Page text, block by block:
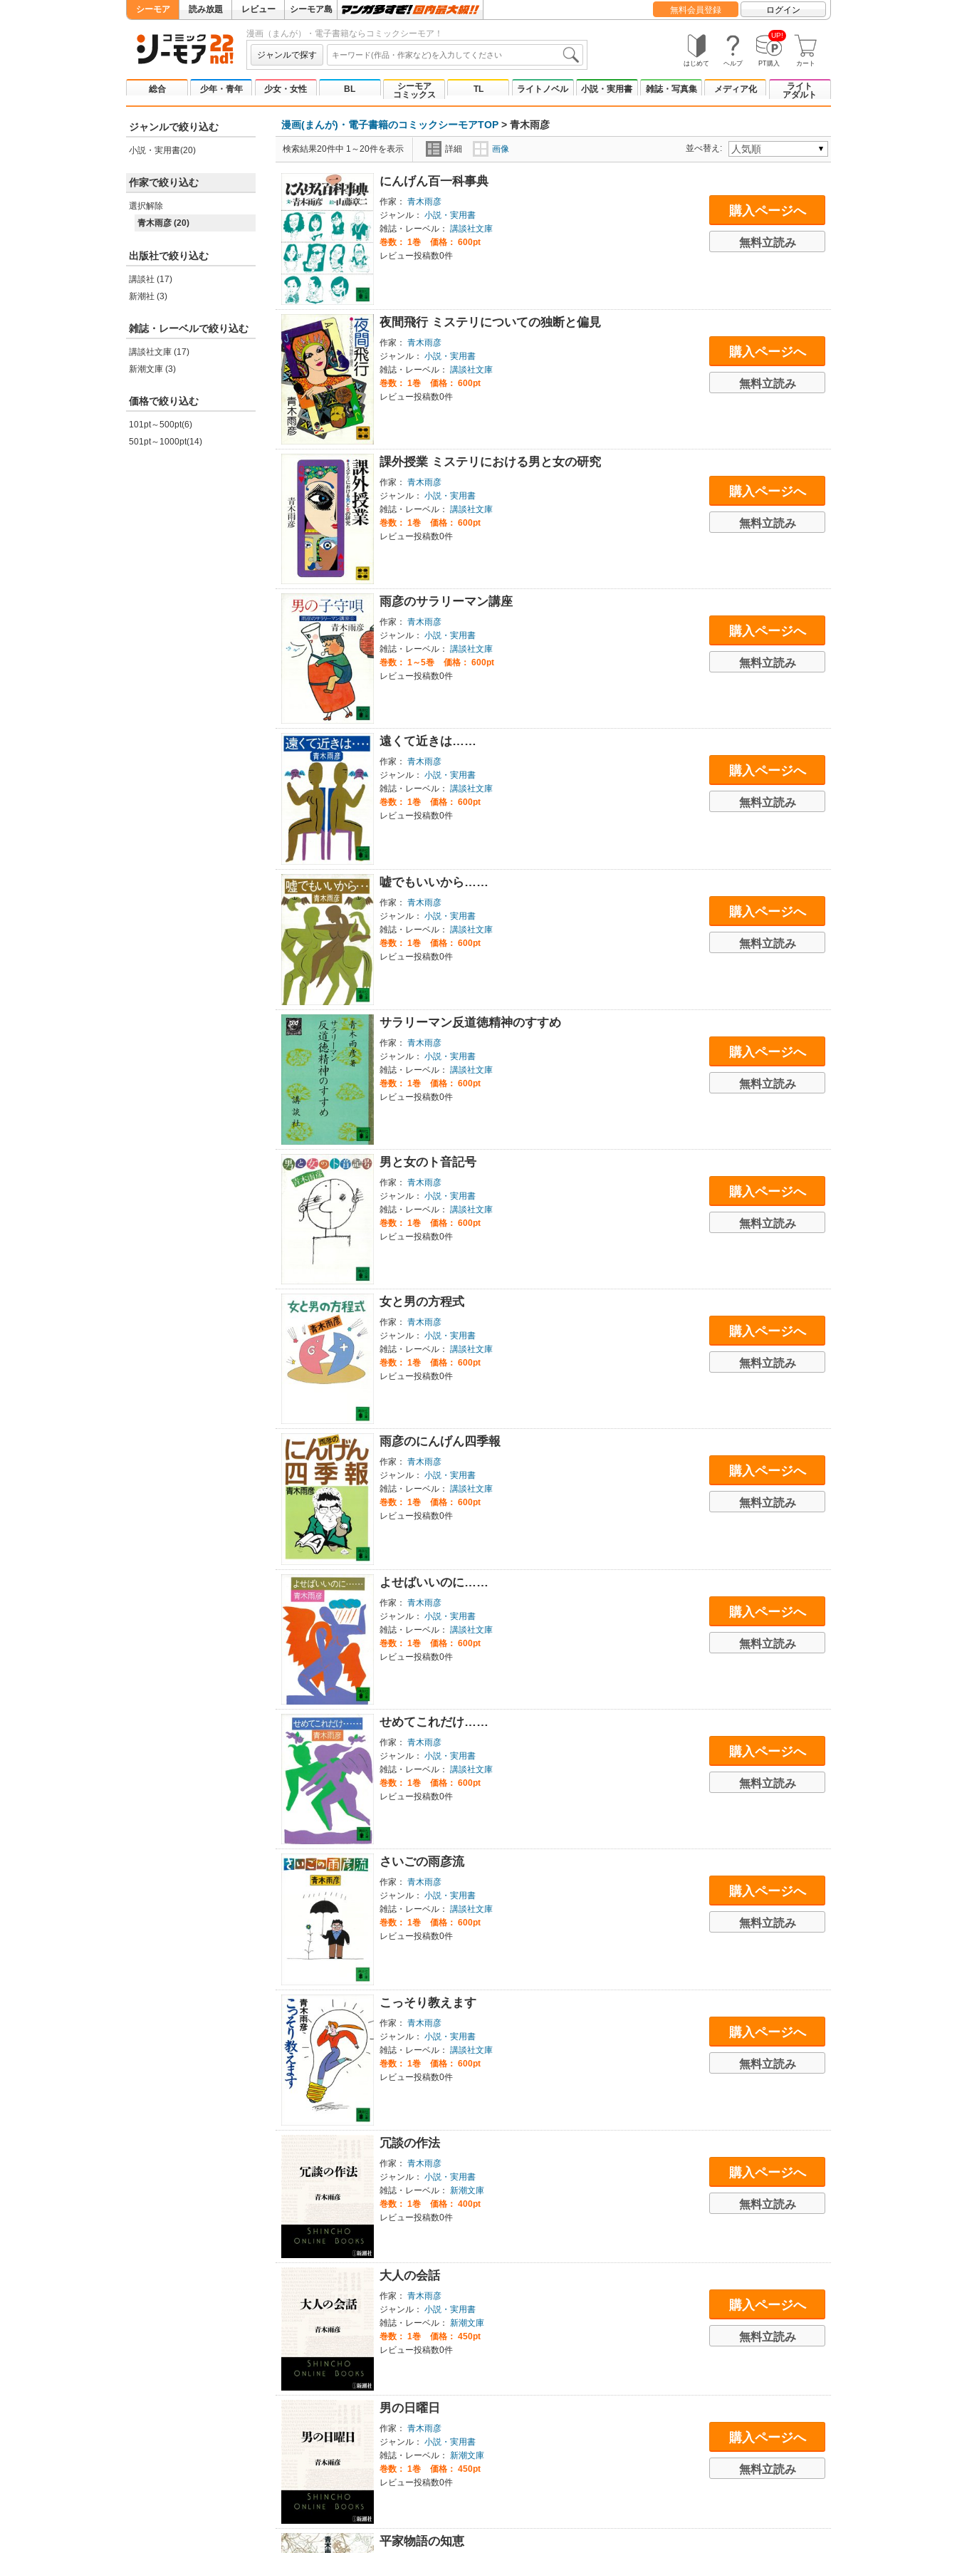
シーモア 読み放題 レビュー シーモア島 無料会員登録 ログイン
漫画（まんが）・電子書籍ならコミックシーモア！
ジャンルで探す
はじめて ヘルプ
UP!
PT購入 カート
総合 少年・青年 少女・女性 BL
シーモア
コミックス
TL ライトノベル 小説・実用書 雑誌・写真集 メディア化
ライト
アダルト
ジャンルで絞り込む
小説・実用書(20)
作家で絞り込む
選択解除
青木雨彦 (20)
出版社で絞り込む
講談社 (17)
新潮社 (3)
雑誌・レーベルで絞り込む
講談社文庫 (17)
新潮文庫 (3)
価格で絞り込む
101pt～500pt(6)
501pt～1000pt(14)
漫画(まんが)・電子書籍のコミックシーモアTOP > 青木雨彦
検索結果20件中 1～20件を表示 詳細 画像 並べ替え:
にんげん百一科事典
作家： 青木雨彦
ジャンル： 小説・実用書
雑誌・レーベル： 講談社文庫
巻数： 1巻
価格： 600pt
レビュー投稿数0件
購入ページへ
無料立読み
夜間飛行 ミステリについての独断と偏見
作家： 青木雨彦
ジャンル： 小説・実用書
雑誌・レーベル： 講談社文庫
巻数： 1巻
価格： 600pt
レビュー投稿数0件
購入ページへ
無料立読み
課外授業 ミステリにおける男と女の研究
作家： 青木雨彦
ジャンル： 小説・実用書
雑誌・レーベル： 講談社文庫
巻数： 1巻
価格： 600pt
レビュー投稿数0件
購入ページへ
無料立読み
雨彦のサラリーマン講座
作家： 青木雨彦
ジャンル： 小説・実用書
雑誌・レーベル： 講談社文庫
巻数： 1～5巻
価格： 600pt
レビュー投稿数0件
購入ページへ
無料立読み
遠くて近きは……
作家： 青木雨彦
ジャンル： 小説・実用書
雑誌・レーベル： 講談社文庫
巻数： 1巻
価格： 600pt
レビュー投稿数0件
購入ページへ
無料立読み
嘘でもいいから……
作家： 青木雨彦
ジャンル： 小説・実用書
雑誌・レーベル： 講談社文庫
巻数： 1巻
価格： 600pt
レビュー投稿数0件
購入ページへ
無料立読み
サラリーマン反道徳精神のすすめ
作家： 青木雨彦
ジャンル： 小説・実用書
雑誌・レーベル： 講談社文庫
巻数： 1巻
価格： 600pt
レビュー投稿数0件
購入ページへ
無料立読み
男と女のト音記号
作家： 青木雨彦
ジャンル： 小説・実用書
雑誌・レーベル： 講談社文庫
巻数： 1巻
価格： 600pt
レビュー投稿数0件
購入ページへ
無料立読み
女と男の方程式
作家： 青木雨彦
ジャンル： 小説・実用書
雑誌・レーベル： 講談社文庫
巻数： 1巻
価格： 600pt
レビュー投稿数0件
購入ページへ
無料立読み
雨彦のにんげん四季報
作家： 青木雨彦
ジャンル： 小説・実用書
雑誌・レーベル： 講談社文庫
巻数： 1巻
価格： 600pt
レビュー投稿数0件
購入ページへ
無料立読み
よせばいいのに……
作家： 青木雨彦
ジャンル： 小説・実用書
雑誌・レーベル： 講談社文庫
巻数： 1巻
価格： 600pt
レビュー投稿数0件
購入ページへ
無料立読み
せめてこれだけ……
作家： 青木雨彦
ジャンル： 小説・実用書
雑誌・レーベル： 講談社文庫
巻数： 1巻
価格： 600pt
レビュー投稿数0件
購入ページへ
無料立読み
さいごの雨彦流
作家： 青木雨彦
ジャンル： 小説・実用書
雑誌・レーベル： 講談社文庫
巻数： 1巻
価格： 600pt
レビュー投稿数0件
購入ページへ
無料立読み
こっそり教えます
作家： 青木雨彦
ジャンル： 小説・実用書
雑誌・レーベル： 講談社文庫
巻数： 1巻
価格： 600pt
レビュー投稿数0件
購入ページへ
無料立読み
冗談の作法
作家： 青木雨彦
ジャンル： 小説・実用書
雑誌・レーベル： 新潮文庫
巻数： 1巻
価格： 400pt
レビュー投稿数0件
購入ページへ
無料立読み
大人の会話
作家： 青木雨彦
ジャンル： 小説・実用書
雑誌・レーベル： 新潮文庫
巻数： 1巻
価格： 450pt
レビュー投稿数0件
購入ページへ
無料立読み
男の日曜日
作家： 青木雨彦
ジャンル： 小説・実用書
雑誌・レーベル： 新潮文庫
巻数： 1巻
価格： 450pt
レビュー投稿数0件
購入ページへ
無料立読み
平家物語の知恵